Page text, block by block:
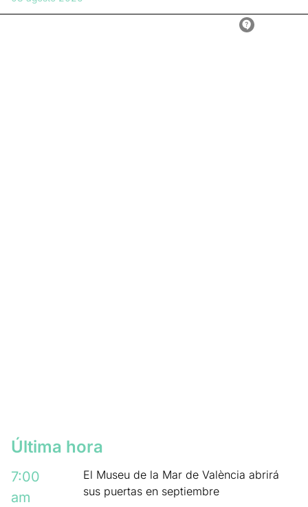
Última hora
7:00
am
El Museu de la Mar de València abrirá
sus puertas en septiembre